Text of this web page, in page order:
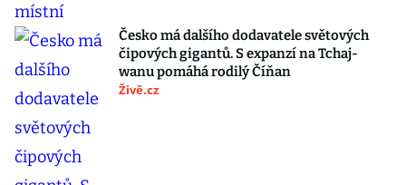
Česko má dalšího dodavatele světových
čipových gigantů. S expanzí na Tchaj-
wanu pomáhá rodilý Číňan
Živě.cz